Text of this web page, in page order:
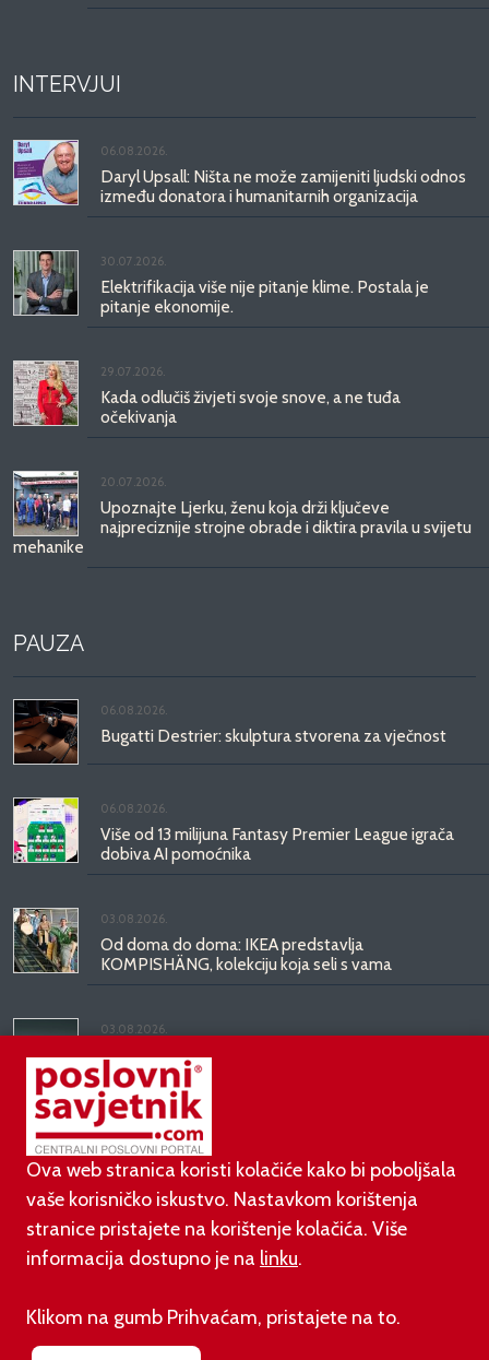
INTERVJUI
06.08.2026.
Daryl Upsall: Ništa ne može zamijeniti ljudski odnos
između donatora i humanitarnih organizacija
30.07.2026.
Elektrifikacija više nije pitanje klime. Postala je
pitanje ekonomije.
29.07.2026.
Kada odlučiš živjeti svoje snove, a ne tuđa
očekivanja
20.07.2026.
Upoznajte Ljerku, ženu koja drži ključeve
najpreciznije strojne obrade i diktira pravila u svijetu
mehanike
PAUZA
06.08.2026.
Bugatti Destrier: skulptura stvorena za vječnost
06.08.2026.
Više od 13 milijuna Fantasy Premier League igrača
dobiva AI pomoćnika
03.08.2026.
Od doma do doma: IKEA predstavlja
KOMPISHÄNG, kolekciju koja seli s vama
03.08.2026.
Kineski BYD predstavio luksuznu limuzinu veću od
Mercedesove S-klase, obećava domet do 1.000
kilometara
Ova web stranica koristi kolačiće kako bi poboljšala
vaše korisničko iskustvo. Nastavkom korištenja
stranice pristajete na korištenje kolačića. Više
informacija dostupno je na linku.
Klikom na gumb Prihvaćam, pristajete na to.